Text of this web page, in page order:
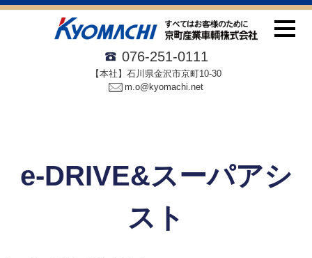
076-251-0111
【本社】石川県金沢市京町10-30
m.o@kyomachi.net
e-DRIVE&スーパアシ
スト